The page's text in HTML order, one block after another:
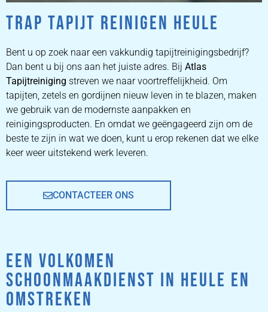
ZETEL
REINIGEN
ZETEL REINIGEN DOOR
PROFESSIONALS
PRIJZEN
TRAP TAPIJT REINIGEN HEULE
Bent u op zoek naar een vakkundig tapijtreinigingsbedrijf?
Dan bent u bij ons aan het juiste adres. Bij Atlas
Tapijtreiniging streven we naar voortreffelijkheid. Om
tapijten, zetels en gordijnen nieuw leven in te blazen, maken
we gebruik van de modernste aanpakken en
reinigingsproducten. En omdat we geëngageerd zijn om de
beste te zijn in wat we doen, kunt u erop rekenen dat we elke
keer weer uitstekend werk leveren.
CONTACTEER ONS
EEN VOLKOMEN
SCHOONMAAKDIENST IN HEULE EN
OMSTREKEN